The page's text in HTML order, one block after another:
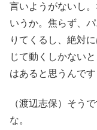
言いようがないし
いうか。焦らず、
りてくるし、絶対
じて動くしかない
はあると思うんです
（渡辺志保）そう
な。